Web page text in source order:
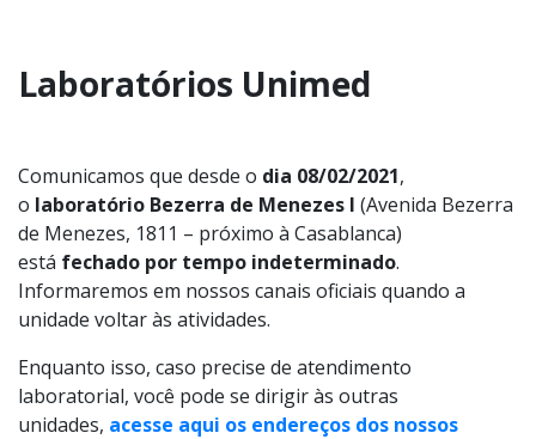
Laboratórios Unimed
Comunicamos que desde o dia 08/02/2021,
o laboratório Bezerra de Menezes I (Avenida Bezerra
de Menezes, 1811 – próximo à Casablanca)
está fechado por tempo indeterminado.
Informaremos em nossos canais oficiais quando a
unidade voltar às atividades.
Enquanto isso, caso precise de atendimento
laboratorial, você pode se dirigir às outras
unidades, acesse aqui os endereços dos nossos